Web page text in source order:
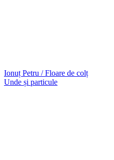
Ionuț Petru / Floare de colț
Unde și particule